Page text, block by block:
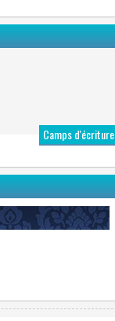
Camps d'écriture